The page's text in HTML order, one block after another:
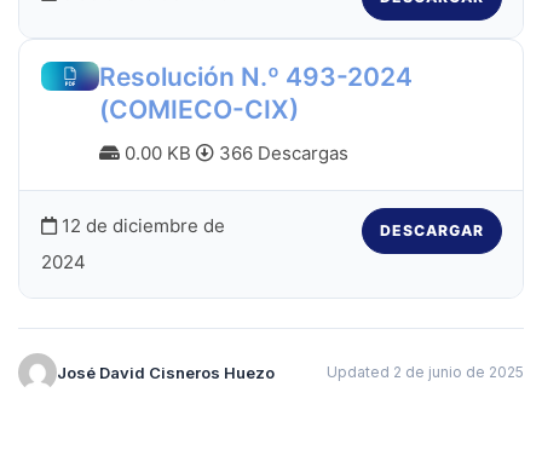
Resolución N.º 493-2024
(COMIECO-CIX)
0.00 KB 366 Descargas
12 de diciembre de
2024
DESCARGAR
José David Cisneros Huezo Updated 2 de junio de 2025